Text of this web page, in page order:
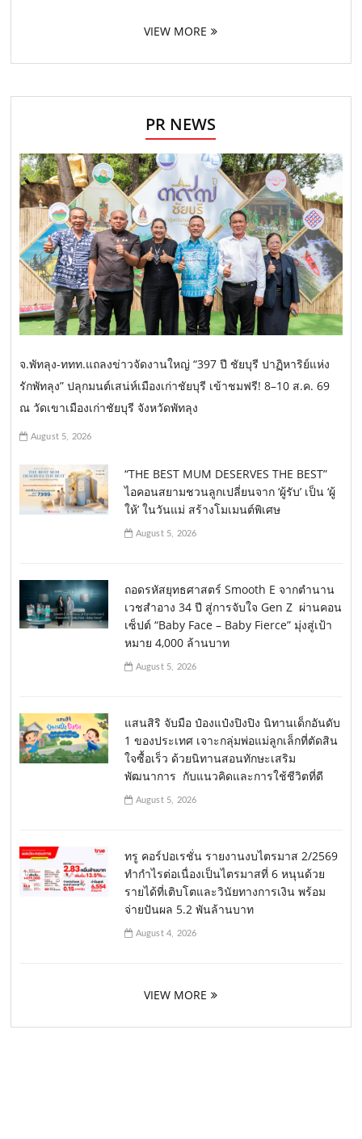
VIEW MORE
PR NEWS
จ.พัทลุง-ททท.แถลงข่าวจัดงานใหญ่ “397 ปี ชัยบุรี ปาฏิหาริย์แห่ง
รักพัทลุง” ปลุกมนต์เสน่ห์เมืองเก่าชัยบุรี เข้าชมฟรี! 8–10 ส.ค. 69
ณ วัดเขาเมืองเก่าชัยบุรี จังหวัดพัทลุง
August 5, 2026
“THE BEST MUM DESERVES THE BEST”
ไอคอนสยามชวนลูกเปลี่ยนจาก ‘ผู้รับ’ เป็น ‘ผู้
ให้’ ในวันแม่ สร้างโมเมนต์พิเศษ
August 5, 2026
ถอดรหัสยุทธศาสตร์ Smooth E จากตำนาน
เวชสำอาง 34 ปี สู่การจับใจ Gen Z ผ่านคอน
เซ็ปต์ “Baby Face – Baby Fierce” มุ่งสู่เป้า
หมาย 4,000 ล้านบาท
August 5, 2026
แสนสิริ จับมือ ป๋องแป๋งปิงปิง นิทานเด็กอันดับ
1 ของประเทศ เจาะกลุ่มพ่อแม่ลูกเล็กที่ตัดสิน
ใจซื้อเร็ว ด้วยนิทานสอนทักษะเสริม
พัฒนาการ กับแนวคิดและการใช้ชีวิตที่ดี
August 5, 2026
ทรู คอร์ปอเรชั่น รายงานงบไตรมาส 2/2569
ทำกำไรต่อเนื่องเป็นไตรมาสที่ 6 หนุนด้วย
รายได้ที่เติบโตและวินัยทางการเงิน พร้อม
จ่ายปันผล 5.2 พันล้านบาท
August 4, 2026
VIEW MORE